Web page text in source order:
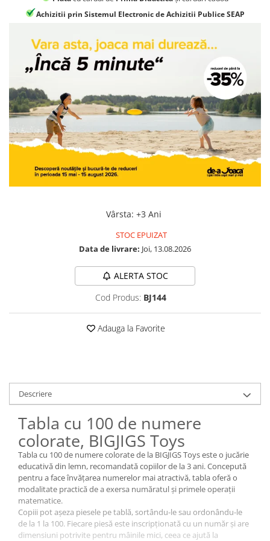
Jocuri geografie
Jocuri Origami
Jocuri si jucarii educative
Jucarii interactive
Jucarii muzicale
Jucării ȋndemânare
Masinute si trenulete
Roboti de jucarie
Achizitii prin Sistemul Electronic de Achizitii Publice SEAP
Vârsta: +3 Ani
STOC EPUIZAT
Data de livrare: Joi, 13.08.2026
ALERTA STOC
Cod Produs: BJ144
Adauga la Favorite
Descriere
Tabla cu 100 de numere
colorate, BIGJIGS Toys
Tabla cu 100 de numere colorate de la BIGJIGS Toys este o jucărie
educativă din lemn, recomandată copiilor de la 3 ani. Concepută
pentru a face învățarea numerelor mai atractivă, tabla oferă o
modalitate practică de a exersa număratul și primele operații
matematice.
Copiii pot așeza piesele pe tablă, sortându-le sau ordonându-le
de la 1 la 100. Fiecare piesă este inscripționată cu un număr și are
dimensiuni potrivite pentru mâinile mici, ceea ce ajută la